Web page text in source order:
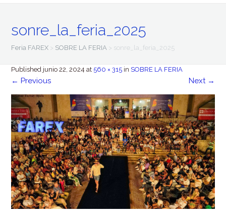
sonre_la_feria_2025
Feria FAREX > SOBRE LA FERIA > sonre_la_feria_2025
Published junio 22, 2024 at 560 × 315 in SOBRE LA FERIA
← Previous Next →